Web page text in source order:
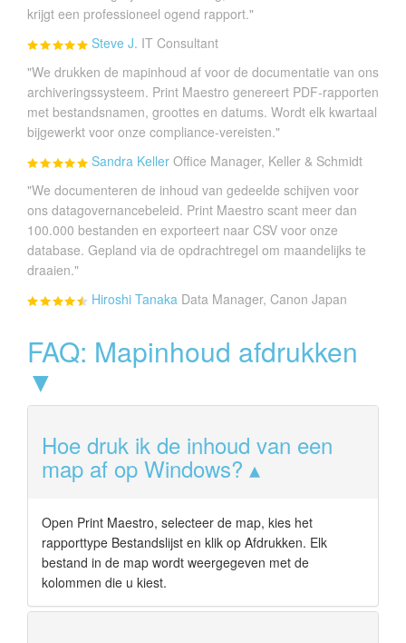
krijgt een professioneel ogend rapport."
Steve J. IT Consultant
"We drukken de mapinhoud af voor de documentatie van ons
archiveringssysteem. Print Maestro genereert PDF-rapporten
met bestandsnamen, groottes en datums. Wordt elk kwartaal
bijgewerkt voor onze compliance-vereisten."
Sandra Keller Office Manager, Keller & Schmidt
"We documenteren de inhoud van gedeelde schijven voor
ons datagovernancebeleid. Print Maestro scant meer dan
100.000 bestanden en exporteert naar CSV voor onze
database. Gepland via de opdrachtregel om maandelijks te
draaien."
Hiroshi Tanaka Data Manager, Canon Japan
FAQ: Mapinhoud afdrukken
▼
Hoe druk ik de inhoud van een
map af op Windows?
Open Print Maestro, selecteer de map, kies het
rapporttype Bestandslijst en klik op Afdrukken. Elk
bestand in de map wordt weergegeven met de
kolommen die u kiest.